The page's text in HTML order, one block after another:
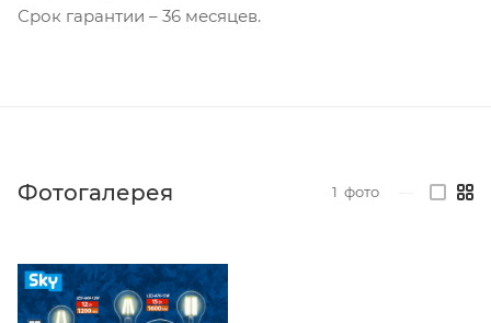
Срок гарантии – 36 месяцев.
Фотогалерея 1 фото